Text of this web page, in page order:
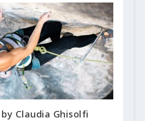
Claudia Ghisolfi